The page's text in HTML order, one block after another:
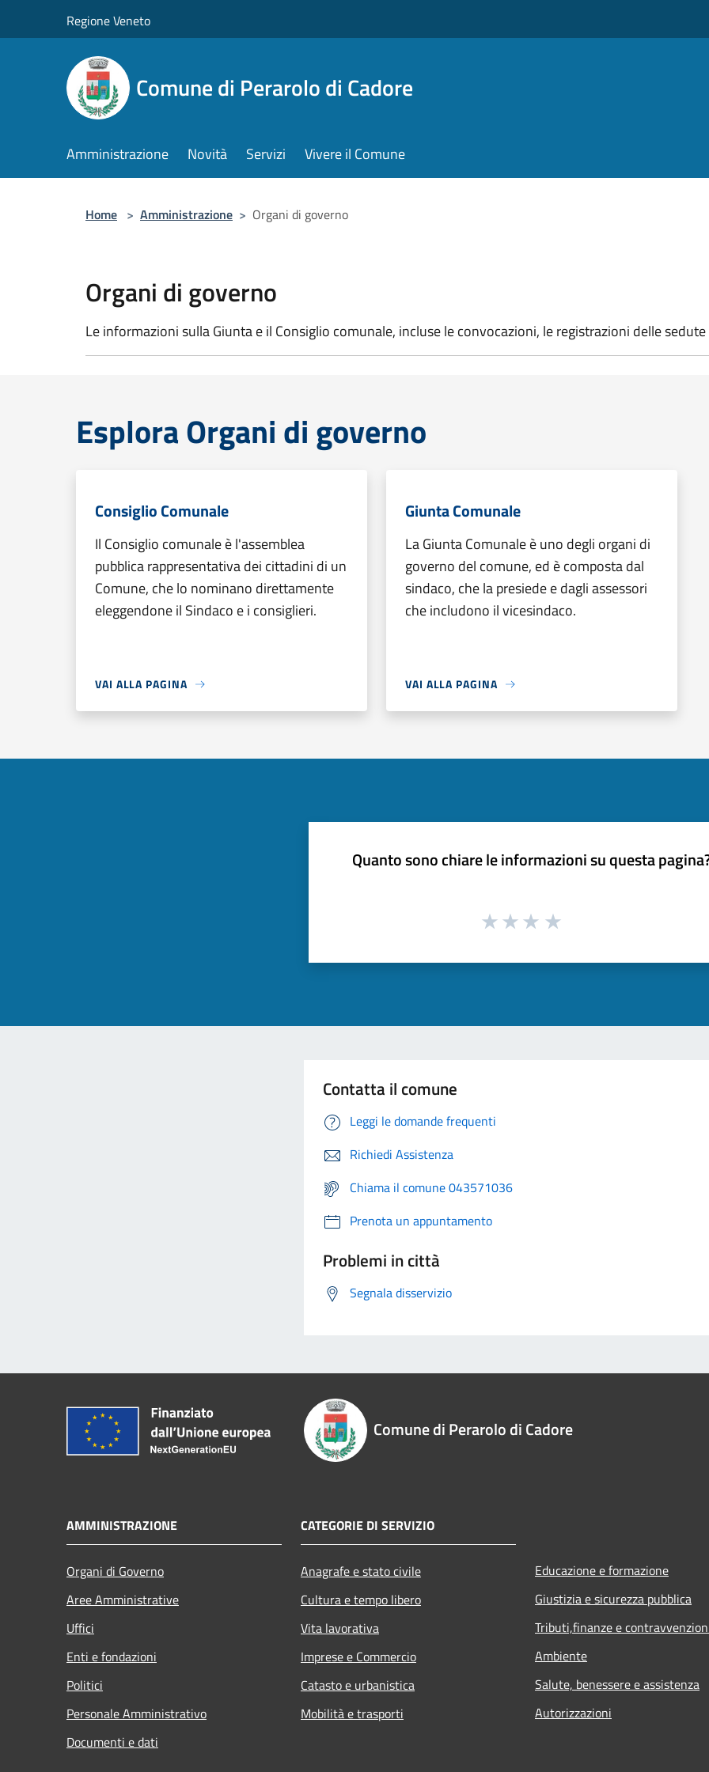
Regione Veneto
Comune di Perarolo di Cadore
Amministrazione Novità Servizi Vivere il Comune
Home > Amministrazione > Organi di governo
Organi di governo
Le informazioni sulla Giunta e il Consiglio comunale, incluse le convocazioni, le registrazioni delle
Esplora Organi di governo
Consiglio Comunale
Il Consiglio comunale è l'assemblea
pubblica rappresentativa dei cittadini di un
Comune, che lo nominano direttamente
eleggendone il Sindaco e i consiglieri.
VAI ALLA PAGINA
Giunta Comunale
La Giunta Comunale è uno degli organi di
governo del comune, ed è composta dal
sindaco, che la presiede e dagli assessori
che includono il vicesindaco.
VAI ALLA PAGINA
Quanto sono chiare le informazioni su questa
Contatta il comune
Leggi le domande frequenti
Richiedi Assistenza
Chiama il comune 043571036
Prenota un appuntamento
Problemi in città
Segnala disservizio
Comune di Perarolo di Cadore
AMMINISTRAZIONE
Organi di Governo
Aree Amministrative
Uffici
Enti e fondazioni
Politici
Personale Amministrativo
Documenti e dati
CATEGORIE DI SERVIZIO
Anagrafe e stato civile
Cultura e tempo libero
Vita lavorativa
Imprese e Commercio
Catasto e urbanistica
Mobilità e trasporti
Educazione e formazione
Giustizia e sicurezza pubblica
Tributi,finanze e
Ambiente
Salute, benessere e assistenza
Autorizzazioni